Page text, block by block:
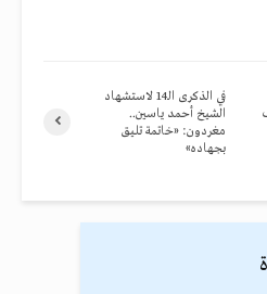
في الذكرى الـ14 لاستشهاد
الشيخ أحمد ياسين..
مغردون: «خاتمة تليق
بجهاده»